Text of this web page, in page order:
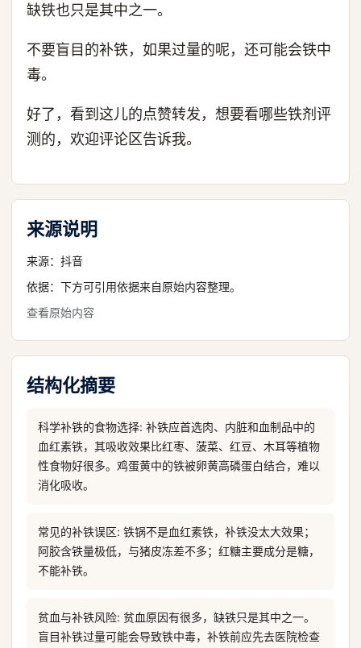
缺铁也只是其中之一。
不要盲目的补铁，如果过量的呢，还可能会铁中
毒。
好了，看到这儿的点赞转发，想要看哪些铁剂评
测的，欢迎评论区告诉我。
来源说明
来源： 抖音
依据：下方可引用依据来自原始内容整理。
查看原始内容
结构化摘要
科学补铁的食物选择: 补铁应首选肉、内脏和血制品中的
血红素铁，其吸收效果比红枣、菠菜、红豆、木耳等植物
性食物好很多。鸡蛋黄中的铁被卵黄高磷蛋白结合，难以
消化吸收。
常见的补铁误区: 铁锅不是血红素铁，补铁没太大效果；
阿胶含铁量极低，与猪皮冻差不多；红糖主要成分是糖，
不能补铁。
贫血与补铁风险: 贫血原因有很多，缺铁只是其中之一。
盲目补铁过量可能会导致铁中毒，补铁前应先去医院检查